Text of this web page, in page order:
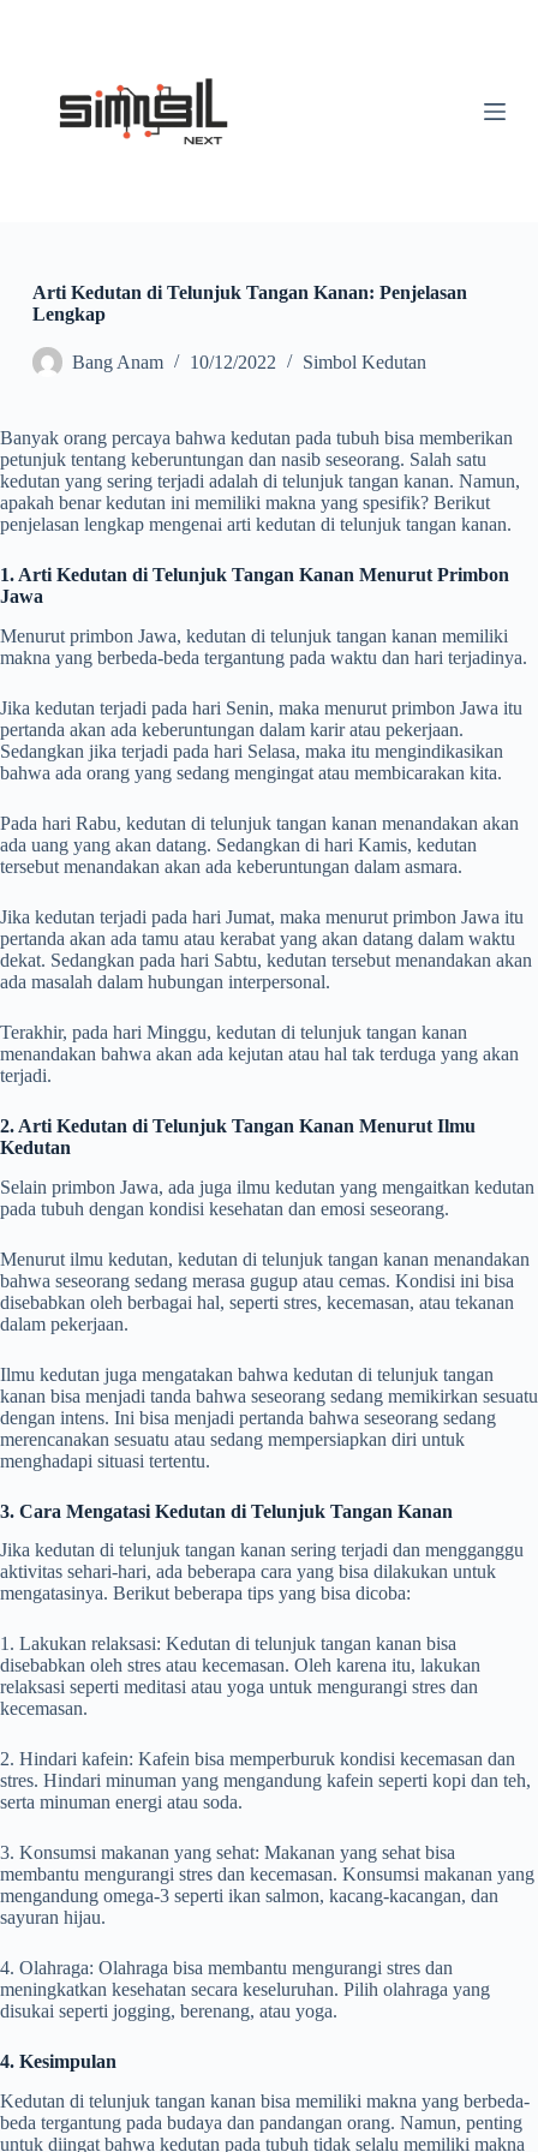
Arti Kedutan di Telunjuk Tangan Kanan: Penjelasan
Lengkap
Bang Anam 10/12/2022 Simbol Kedutan
Banyak orang percaya bahwa kedutan pada tubuh bisa memberikan
petunjuk tentang keberuntungan dan nasib seseorang. Salah satu
kedutan yang sering terjadi adalah di telunjuk tangan kanan. Namun,
apakah benar kedutan ini memiliki makna yang spesifik? Berikut
penjelasan lengkap mengenai arti kedutan di telunjuk tangan kanan.
1. Arti Kedutan di Telunjuk Tangan Kanan Menurut Primbon
Jawa
Menurut primbon Jawa, kedutan di telunjuk tangan kanan memiliki
makna yang berbeda-beda tergantung pada waktu dan hari terjadinya.
Jika kedutan terjadi pada hari Senin, maka menurut primbon Jawa itu
pertanda akan ada keberuntungan dalam karir atau pekerjaan.
Sedangkan jika terjadi pada hari Selasa, maka itu mengindikasikan
bahwa ada orang yang sedang mengingat atau membicarakan kita.
Pada hari Rabu, kedutan di telunjuk tangan kanan menandakan akan
ada uang yang akan datang. Sedangkan di hari Kamis, kedutan
tersebut menandakan akan ada keberuntungan dalam asmara.
Jika kedutan terjadi pada hari Jumat, maka menurut primbon Jawa itu
pertanda akan ada tamu atau kerabat yang akan datang dalam waktu
dekat. Sedangkan pada hari Sabtu, kedutan tersebut menandakan akan
ada masalah dalam hubungan interpersonal.
Terakhir, pada hari Minggu, kedutan di telunjuk tangan kanan
menandakan bahwa akan ada kejutan atau hal tak terduga yang akan
terjadi.
2. Arti Kedutan di Telunjuk Tangan Kanan Menurut Ilmu
Kedutan
Selain primbon Jawa, ada juga ilmu kedutan yang mengaitkan kedutan
pada tubuh dengan kondisi kesehatan dan emosi seseorang.
Menurut ilmu kedutan, kedutan di telunjuk tangan kanan menandakan
bahwa seseorang sedang merasa gugup atau cemas. Kondisi ini bisa
disebabkan oleh berbagai hal, seperti stres, kecemasan, atau tekanan
dalam pekerjaan.
Ilmu kedutan juga mengatakan bahwa kedutan di telunjuk tangan
kanan bisa menjadi tanda bahwa seseorang sedang memikirkan sesuatu
dengan intens. Ini bisa menjadi pertanda bahwa seseorang sedang
merencanakan sesuatu atau sedang mempersiapkan diri untuk
menghadapi situasi tertentu.
3. Cara Mengatasi Kedutan di Telunjuk Tangan Kanan
Jika kedutan di telunjuk tangan kanan sering terjadi dan mengganggu
aktivitas sehari-hari, ada beberapa cara yang bisa dilakukan untuk
mengatasinya. Berikut beberapa tips yang bisa dicoba:
1. Lakukan relaksasi: Kedutan di telunjuk tangan kanan bisa
disebabkan oleh stres atau kecemasan. Oleh karena itu, lakukan
relaksasi seperti meditasi atau yoga untuk mengurangi stres dan
kecemasan.
2. Hindari kafein: Kafein bisa memperburuk kondisi kecemasan dan
stres. Hindari minuman yang mengandung kafein seperti kopi dan teh,
serta minuman energi atau soda.
3. Konsumsi makanan yang sehat: Makanan yang sehat bisa
membantu mengurangi stres dan kecemasan. Konsumsi makanan yang
mengandung omega-3 seperti ikan salmon, kacang-kacangan, dan
sayuran hijau.
4. Olahraga: Olahraga bisa membantu mengurangi stres dan
meningkatkan kesehatan secara keseluruhan. Pilih olahraga yang
disukai seperti jogging, berenang, atau yoga.
4. Kesimpulan
Kedutan di telunjuk tangan kanan bisa memiliki makna yang berbeda-
beda tergantung pada budaya dan pandangan orang. Namun, penting
untuk diingat bahwa kedutan pada tubuh tidak selalu memiliki makna